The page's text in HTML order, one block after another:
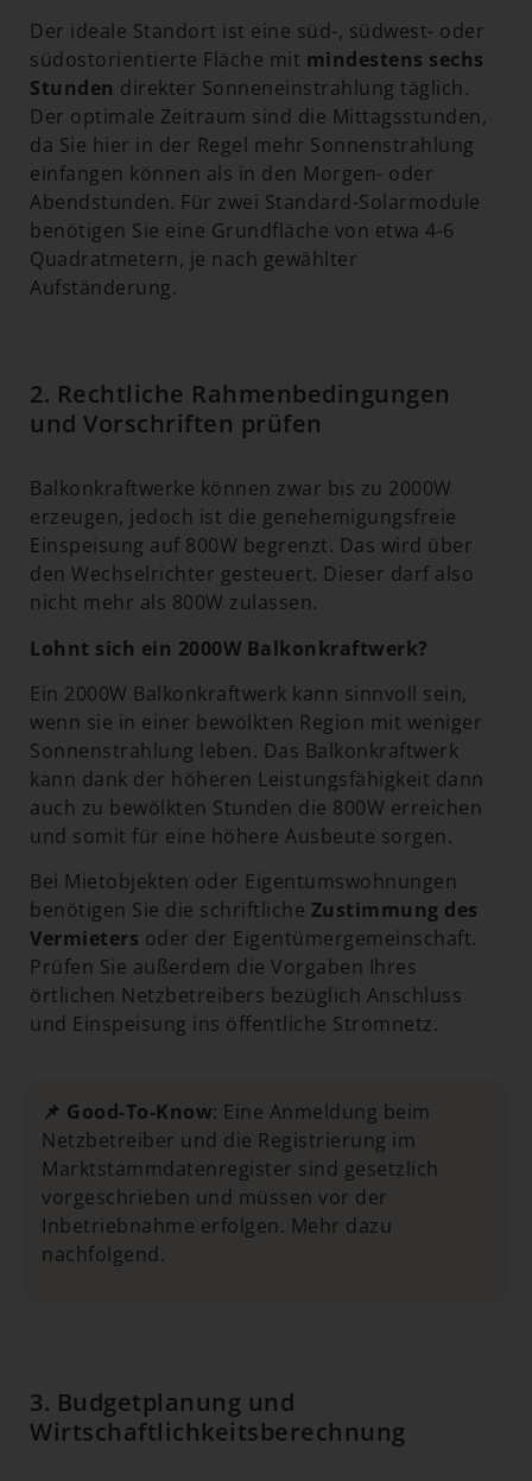
Der ideale Standort ist eine süd-, südwest- oder
südostorientierte Fläche mit mindestens sechs
Stunden direkter Sonneneinstrahlung täglich.
Der optimale Zeitraum sind die Mittagsstunden,
da Sie hier in der Regel mehr Sonnenstrahlung
einfangen können als in den Morgen- oder
Abendstunden. Für zwei Standard-Solarmodule
benötigen Sie eine Grundfläche von etwa 4-6
Quadratmetern, je nach gewählter
Aufständerung.
2. Rechtliche Rahmenbedingungen
und Vorschriften prüfen
Balkonkraftwerke können zwar bis zu 2000W
erzeugen, jedoch ist die genehemigungsfreie
Einspeisung auf 800W begrenzt. Das wird über
den Wechselrichter gesteuert. Dieser darf also
nicht mehr als 800W zulassen.
Lohnt sich ein 2000W Balkonkraftwerk?
Ein 2000W Balkonkraftwerk kann sinnvoll sein,
wenn sie in einer bewölkten Region mit weniger
Sonnenstrahlung leben. Das Balkonkraftwerk
kann dank der höheren Leistungsfähigkeit dann
auch zu bewölkten Stunden die 800W erreichen
und somit für eine höhere Ausbeute sorgen.
Bei Mietobjekten oder Eigentumswohnungen
benötigen Sie die schriftliche Zustimmung des
Vermieters oder der Eigentümergemeinschaft.
Prüfen Sie außerdem die Vorgaben Ihres
örtlichen Netzbetreibers bezüglich Anschluss
und Einspeisung ins öffentliche Stromnetz.
📌 Good-To-Know: Eine Anmeldung beim
Netzbetreiber und die Registrierung im
Marktstammdatenregister sind gesetzlich
vorgeschrieben und müssen vor der
Inbetriebnahme erfolgen. Mehr dazu
nachfolgend.
3. Budgetplanung und
Wirtschaftlichkeitsberechnung